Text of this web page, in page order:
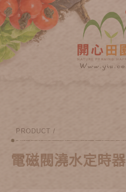
PRODUCT /
電磁閥澆水定時器